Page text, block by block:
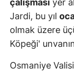
çalışması yer
Jardi, bu yıl
olmak üzere
Köpeği'
Osmaniye Valisi